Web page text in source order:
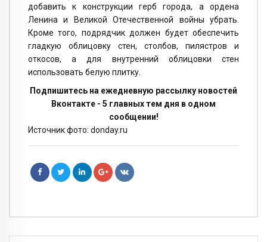
добавить к конструкции герб города, а ордена
Ленина и Великой Отечественной войны убрать.
Кроме того, подрядчик должен будет обеспечить
гладкую облицовку стен, столбов, пилястров и
откосов, а для внутренний облицовки стен
использовать белую плитку.
Подпишитесь на ежедневную рассылку новостей
Вконтакте - 5 главных тем дня в одном
сообщении!
Источник фото: donday.ru